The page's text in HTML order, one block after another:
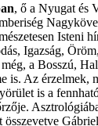
, ő a Nyugat és
Isteni
Igazság,
a Bosszú,
is. Az érzelmek,
is a